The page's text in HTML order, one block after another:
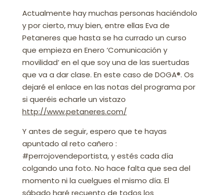
Actualmente hay muchas personas haciéndolo
y por cierto, muy bien, entre ellas Eva de
Petaneres que hasta se ha currado un curso
que empieza en Enero ‘Comunicación y
movilidad’ en el que soy una de las suertudas
que va a dar clase. En este caso de DOGA®. Os
dejaré el enlace en las notas del programa por
si queréis echarle un vistazo
http://www.petaneres.com/
Y antes de seguir, espero que te hayas
apuntado al reto cañero :
#perrojovendeportista, y estés cada día
colgando una foto. No hace falta que sea del
momento ni la cuelgues el mismo día. El
sábado haré recuento de todos los